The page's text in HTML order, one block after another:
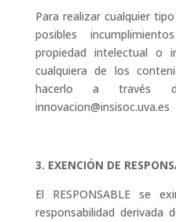
Para realizar cualquier
posibles
propiedad intelectual o
cualquiera de los
hacerlo a través
innovacion@insisoc.uva.es
3. EXENCIÓN DE
El RESPONSABLE se
responsabilidad derivada